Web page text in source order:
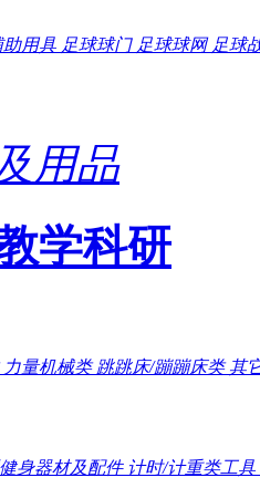
助用具 足球球门 足球球网 足球
用品
学科研
力量机械类跳跳床/蹦蹦床类其
身器材及配件 计时/计重类工具